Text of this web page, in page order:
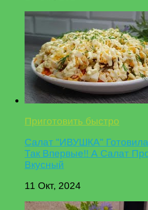
Приготовить быстро
Салат "ИВУШКА"
Так Впервые!! А Салат
Вкусный
11 Окт, 2024